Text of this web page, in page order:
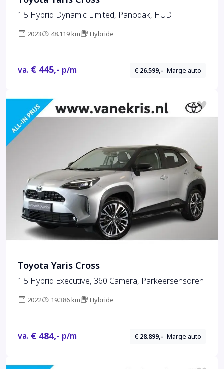
1.5 Hybrid Dynamic Limited, Panodak, HUD
2023 48.119 km Hybride
va. € 445,- p/m € 26.599,- Marge auto
Toyota Yaris Cross
1.5 Hybrid Executive, 360 Camera, Parkeersensoren
2022 19.386 km Hybride
va. € 484,- p/m € 28.899,- Marge auto